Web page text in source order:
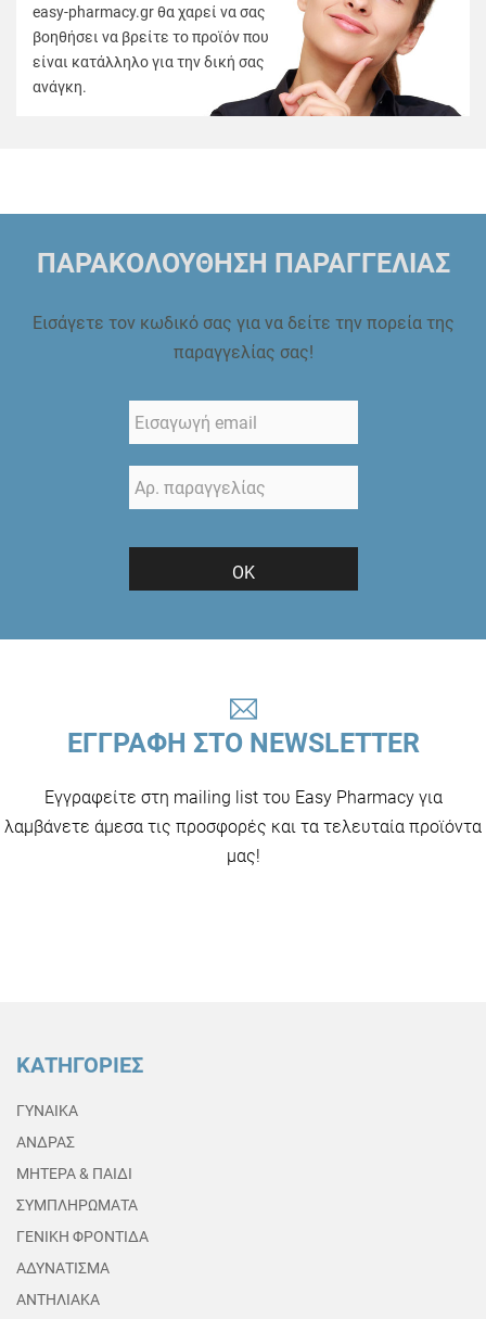
easy-pharmacy.gr θα χαρεί να σας
βοηθήσει να βρείτε το προϊόν που
είναι κατάλληλο για την δική σας
ανάγκη.
ΠΑΡΑΚΟΛΟΥΘΗΣΗ ΠΑΡΑΓΓΕΛΙΑΣ
Εισάγετε τον κωδικό σας για να δείτε την πορεία της
παραγγελίας σας!
ΟΚ
ΕΓΓΡΑΦΗ ΣΤΟ NEWSLETTER
Εγγραφείτε στη mailing list του Easy Pharmacy για
λαμβάνετε άμεσα τις προσφορές και τα τελευταία προϊόντα
μας!
ΚΑΤΗΓΟΡΙΕΣ
ΓΥΝΑΙΚΑ
ΑΝΔΡΑΣ
ΜΗΤΕΡΑ & ΠΑΙΔΙ
ΣΥΜΠΛΗΡΩΜΑΤΑ
ΓΕΝΙΚΗ ΦΡΟΝΤΙΔΑ
ΑΔΥΝΑΤΙΣΜΑ
ΑΝΤΗΛΙΑΚΑ